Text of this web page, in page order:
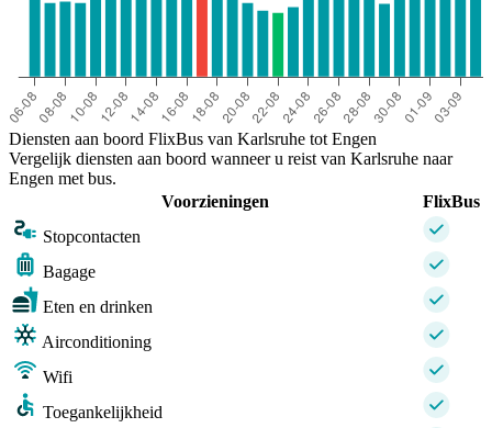
Diensten aan boord FlixBus van Karlsruhe tot Engen
Vergelijk diensten aan boord wanneer u reist van Karlsruhe naar
Engen met bus.
Voorzieningen
FlixBus
Stopcontacten
Bagage
Eten en drinken
Airconditioning
Wifi
Toegankelijkheid